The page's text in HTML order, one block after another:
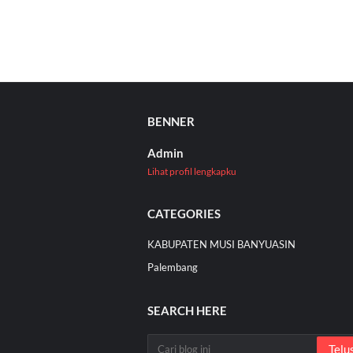
BENNER
Admin
Lihat profil lengkapku
CATEGORIES
KABUPATEN MUSI BANYUASIN
Palembang
SEARCH HERE